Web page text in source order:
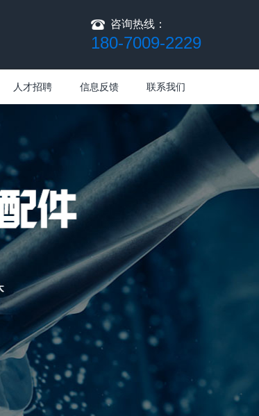
咨询热线：
180-7009-2229
人才招聘 信息反馈 联系我们